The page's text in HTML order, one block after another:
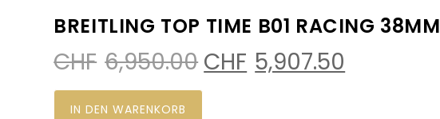
BREITLING TOP TIME B01 RACING 38MM
CHF 6,950.00 CHF 5,907.50
IN DEN WARENKORB